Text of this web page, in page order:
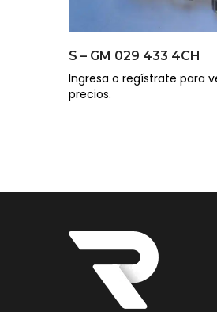
S – GM 029 433 4CH
Ingresa o regístrate para
precios.